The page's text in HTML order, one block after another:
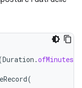
Duration .ofMinutes
(